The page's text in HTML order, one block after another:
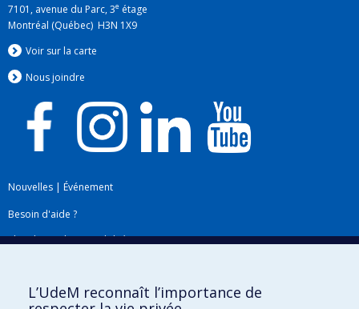
7101, avenue du Parc, 3e étage
Montréal (Québec) H3N 1X9
Voir sur la carte
Nous joindre
Nouvelles | Événement
Besoin d'aide ?
Plan du site|Accessibilité
L’UdeM reconnaît l’importance de